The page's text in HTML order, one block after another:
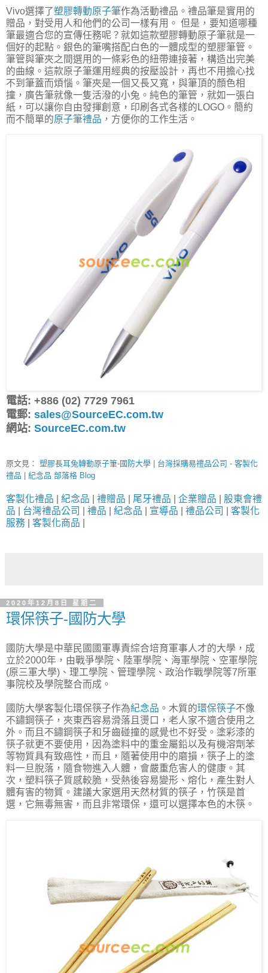
Vivo選擇了塑膠轉動原子筆作為活動禮品。禮品筆是實用的
贈品，對受用人和他們的公司一樣有用。 但是，要知道哪種
筆最適合您的宣傳任務呢？就如這款塑膠轉動原子筆就是一
個好的起點。銀色的筆嘴搭配白色的一體成型的塑膠筆管。
筆管與筆夾之間選用的一條彩色的紐帶連接著，構造出完美
的曲線。這款原子筆運用經典的按壓設計，再也不用擔心找
不到筆蓋而煩惱。筆夾是一個又長又寬，與筆頂的顏色相
撞，廣告筆就像一隻活潑的小兔。純色的筆管，就如一張白
紙，可以讓你自由發揮創意，印刷各式各樣的LOGO。簡約
而不簡單的原子筆禮品 ，方便你的工作生活。
電話: +886 (02) 7729 7961
電郵: sales@SourceEC.com.tw
網站: SourceEC.com.tw
原文見： 塑膠長耳兔轉動原子筆-國防大學 | 台灣採購易禮品公司 - 客製化
禮品 | 紀念品 部落格 Blog
客製化禮品 紀念品 禮贈品 尾牙禮品 企業贈品
股東會禮
品
台灣禮品公司 禮品 紀念品 宣導品 禮品公司
客製化
服務
客製化商品
2020年12月8日 星期二
環保筷子-國防大學
國防大學是中華民國國軍專責綜合培育軍事人才的大學，成
立於2000年，由戰爭學院、陸軍學院、海軍學院、空軍學院
(原三軍大學)、理工學院、管理學院、政治作戰學院等7所軍
事院校及學院整合而成。
國防大學客製化環保筷子作為紀念品 。木質的環保筷子不像
不鏽鋼筷子，夾東西容易滑落且燙口，老人家不適合使用之
外。而且不鏽鋼筷子和牙齒碰撞的感覺也不好受。塗彩漆的
筷子就更不要使用，因為塗料中的重金屬鉛以及有機溶劑苯
等物質具有致癌性，而且，隨著使用中的磨損，筷子上的塗
料一旦脫落，隨食物進入人體，會嚴重危害人的健康。其
次，塑料筷子質感較脆，受熱後容易變形、熔化，產生對人
體有害的物質。建議大家選用天然材質的筷子，竹筷是首
選，它無毒無害，而且非常環保，還可以選擇本色的木筷。